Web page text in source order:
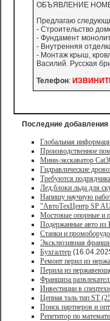
ОБЪЯВЛЕНИЕ
Предлагаю
- Строительство
- Фундамент
- Внутренняя
- Монтаж крыш,
Василий. Русская
Телефон:
Последние добавления
Глобальная
Производственное
Мини-экскаватор
Гидравлические
Требуются
Лед,блоки льда для
Напишу научную
"АвтоТехЦентр SP
Мостовые опорные и
Подержанные авто из
Станки и
Эксклюзивная
Бухгалтер
Ремонт перил из
Перила из
Франшиза
Инвестиции в
Цепная таль тип ST
Поиск партнеров и
Репетитор по